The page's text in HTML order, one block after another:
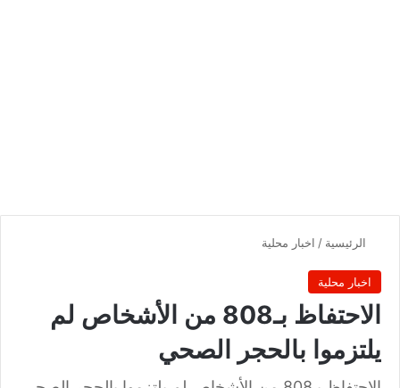
الرئيسية / اخبار محلية
اخبار محلية
الاحتفاظ بـ808 من الأشخاص لم
يلتزموا بالحجر الصحي